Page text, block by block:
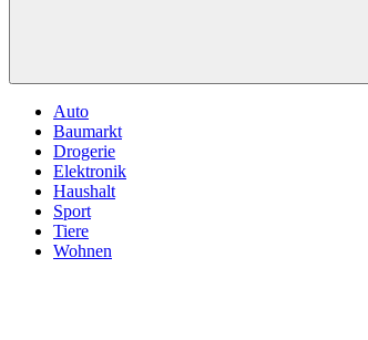
Auto
Baumarkt
Drogerie
Elektronik
Haushalt
Sport
Tiere
Wohnen